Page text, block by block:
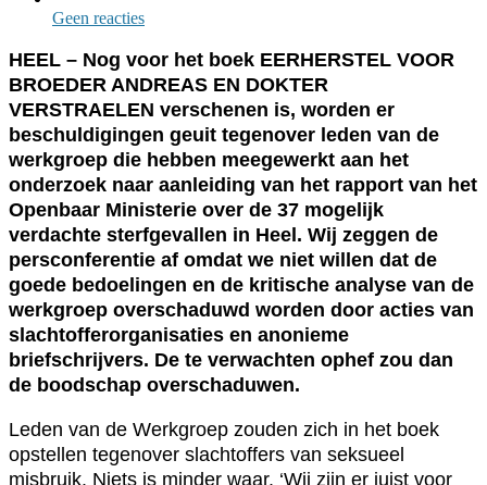
Geen reacties
HEEL – Nog voor het boek EERHERSTEL VOOR
BROEDER ANDREAS EN DOKTER
VERSTRAELEN verschenen is, worden er
beschuldigingen geuit tegenover leden van de
werkgroep die hebben meegewerkt aan het
onderzoek naar aanleiding van het rapport van het
Openbaar Ministerie over de 37 mogelijk
verdachte sterfgevallen in Heel. Wij zeggen de
persconferentie af omdat we niet willen dat de
goede bedoelingen en de kritische analyse van de
werkgroep overschaduwd worden door acties van
slachtofferorganisaties en anonieme
briefschrijvers. De te verwachten ophef zou dan
de boodschap overschaduwen.
Leden van de Werkgroep zouden zich in het boek
opstellen tegenover slachtoffers van seksueel
misbruik. Niets is minder waar. ‘Wij zijn er juist voor